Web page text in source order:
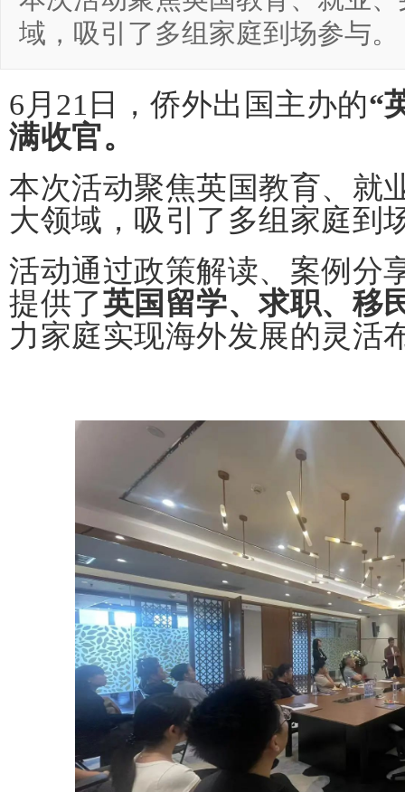
域，吸引了多组家庭到场参与。
6月21日，侨外出国主办的“
满收官。
本次活动聚焦英国教育、就
大领域，吸引了多组家庭到
活动通过政策解读、案例分
提供了英国留学、求职、移
力家庭实现海外发展的灵活